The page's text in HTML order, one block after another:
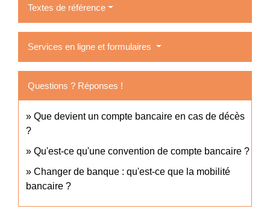
Textes de référence
Services en ligne et formulaires
Questions ? Réponses !
Que devient un compte bancaire en cas de décès
?
Qu'est-ce qu'une convention de compte bancaire ?
Changer de banque : qu'est-ce que la mobilité
bancaire ?